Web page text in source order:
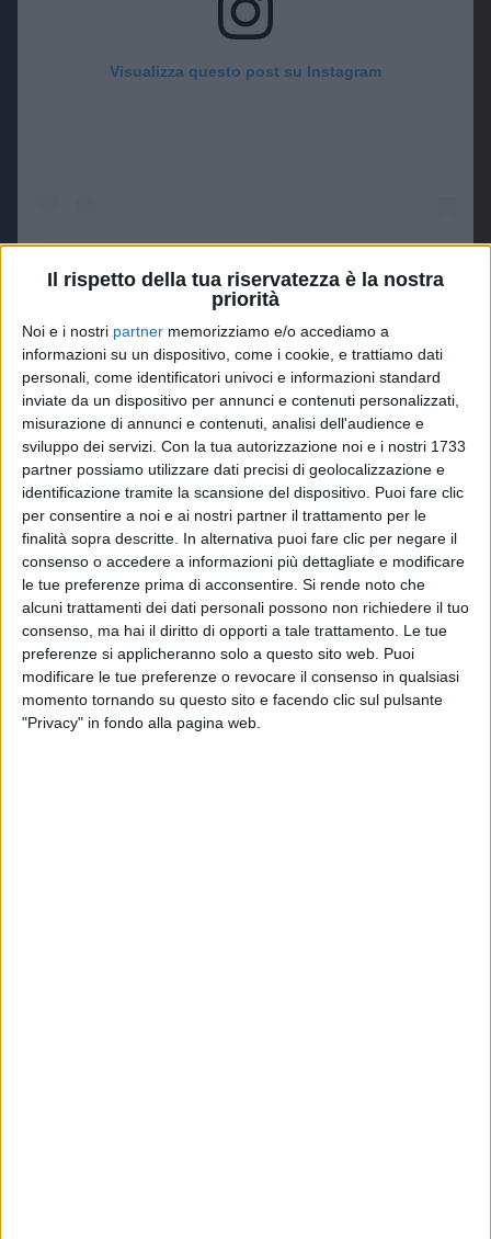
Il rispetto della tua riservatezza è la nostra
priorità
Noi e i nostri partner memorizziamo e/o accediamo a
informazioni su un dispositivo, come i cookie, e trattiamo dati
personali, come identificatori univoci e informazioni standard
inviate da un dispositivo per annunci e contenuti personalizzati,
misurazione di annunci e contenuti, analisi dell'audience e
sviluppo dei servizi. Con la tua autorizzazione noi e i nostri 1733
partner possiamo utilizzare dati precisi di geolocalizzazione e
identificazione tramite la scansione del dispositivo. Puoi fare clic
per consentire a noi e ai nostri partner il trattamento per le
finalità sopra descritte. In alternativa puoi fare clic per negare il
consenso o accedere a informazioni più dettagliate e modificare
le tue preferenze prima di acconsentire. Si rende noto che
alcuni trattamenti dei dati personali possono non richiedere il tuo
consenso, ma hai il diritto di opporti a tale trattamento. Le tue
preferenze si applicheranno solo a questo sito web. Puoi
modificare le tue preferenze o revocare il consenso in qualsiasi
momento tornando su questo sito e facendo clic sul pulsante
"Privacy" in fondo alla pagina web.
Visualizza questo post su Instagram
Diventano così5gli appuntamenti neglistadi italiani
diZucchero in programma per la prossima estate e
di cui noi diRadio Italia solomusicaitalianasiamo
radio ufficiale.
Ibigliettiper la nuova datadiPescara saranno
disponibilidalle ore 14.00 di giovedì 7 dicembre.